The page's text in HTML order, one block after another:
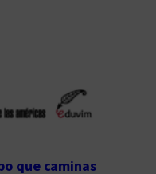
que caminas